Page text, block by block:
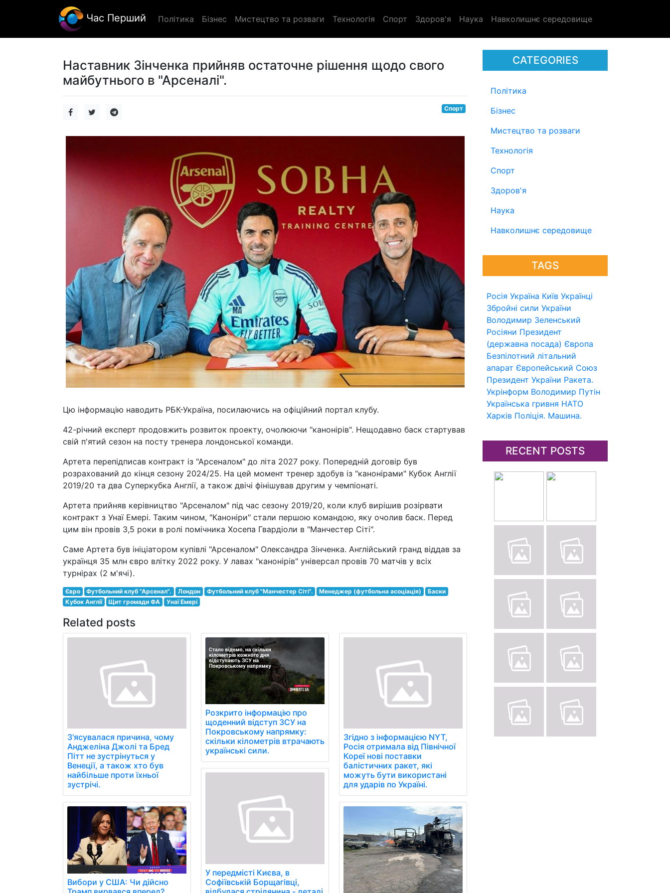
Час Перший Політика Бізнес Мистецтво та розваги Технологія Спорт Здоров'я Наука Навколишнє середовище
CATEGORIES
Політика
Бізнес
Мистецтво та розваги
Технологія
Спорт
Здоров'я
Наука
Навколишнє середовище
TAGS
Росія Україна Київ Українці
Збройні сили України
Володимир Зеленський
Росіяни Президент
(державна посада) Європа
Безпілотний літальний
апарат Європейський Союз
Президент України Ракета.
Укрінформ Володимир Путін
Українська гривня НАТО
Харків Поліція. Машина.
RECENT POSTS
Наставник Зінченка прийняв остаточне рішення щодо свого
майбутнього в "Арсеналі".
Спорт
Цю інформацію наводить РБК-Україна, посилаючись на офіційний портал клубу.
42-річний експерт продовжить розвиток проекту, очолюючи "канонірів". Нещодавно баск стартував
свій п'ятий сезон на посту тренера лондонської команди.
Артета перепідписав контракт із "Арсеналом" до літа 2027 року. Попередній договір був
розрахований до кінця сезону 2024/25. На цей момент тренер здобув із "канонірами" Кубок Англії
2019/20 та два Суперкубка Англії, а також двічі фінішував другим у чемпіонаті.
Артета прийняв керівництво "Арсеналом" під час сезону 2019/20, коли клуб вирішив розірвати
контракт з Унаї Емері. Таким чином, "Каноніри" стали першою командою, яку очолив баск. Перед
цим він провів 3,5 роки в ролі помічника Хосепа Гвардіоли в "Манчестер Сіті".
Саме Артета був ініціатором купівлі "Арсеналом" Олександра Зінченка. Англійський гранд віддав за
українця 35 млн євро влітку 2022 року. У лавах "канонірів" універсал провів 70 матчів у всіх
турнірах (2 м'ячі).
Євро Футбольний клуб "Арсенал". Лондон Футбольний клуб "Манчестер Сіті". Менеджер (футбольна асоціація)
Баски
Кубок Англії
Щит громади ФА Унаї Емері
Related posts
З'ясувалася причина, чому
Анджеліна Джолі та Бред
Пітт не зустрінуться у
Венеції, а також хто був
найбільше проти їхньої
зустрічі.
Вибори у США: Чи дійсно
Розкрито інформацію про
щоденний відступ ЗСУ на
Покровському напрямку:
скільки кілометрів втрачають
українські сили.
У передмісті Києва, в
Софіївській Борщагівці,
Згідно з інформацією NYT,
Росія отримала від Північної
Кореї нові поставки
балістичних ракет, які
можуть бути використані
для ударів по Україні.